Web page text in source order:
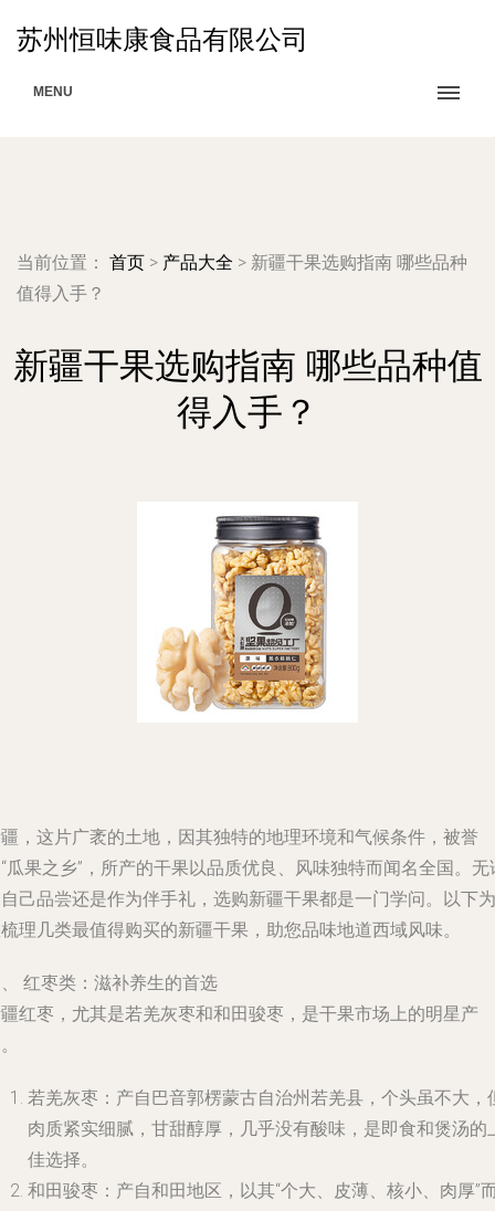
苏州恒味康食品有限公司
MENU
当前位置： 首页 > 产品大全 > 新疆干果选购指南 哪些品种
值得入手？
新疆干果选购指南 哪些品种值
得入手？
，这片广袤的土地，因其独特的地理环境和气候条件，被誉
瓜果之乡”，所产的干果以品质优良、风味独特而闻名全国。无
己品尝还是作为伴手礼，选购新疆干果都是一门学问。以下为
理几类最值得购买的新疆干果，助您品味地道西域风味。
红枣类：滋补养生的首选
红枣，尤其是若羌灰枣和和田骏枣，是干果市场上的明星产
若羌灰枣 ：产自巴音郭楞蒙古自治州若羌县，个头虽不大，
肉质紧实细腻，甘甜醇厚，几乎没有酸味，是即食和煲汤的
佳选择。
和田骏枣 ：产自和田地区，以其“个大、皮薄、核小、肉厚”